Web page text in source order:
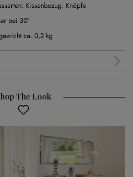
Kissenbezug: Knöpfe
bei 30°
ca. 0,2 kg
The Look